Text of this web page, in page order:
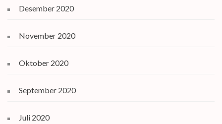
Desember 2020
November 2020
Oktober 2020
September 2020
Juli 2020